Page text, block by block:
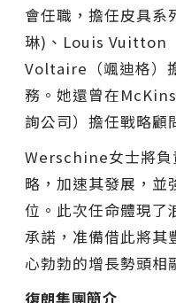
會任職，擔任皮具
琳)、Louis Vuitton
Voltaire（颯迪格）
務。她還曾在
詢公司）擔任戰略顧
Werschine女士將負
略，加速其發展，並
位。此次任命體現了
承諾，准備借此將其
心勃勃的增長勢頭相
復朗集團簡介